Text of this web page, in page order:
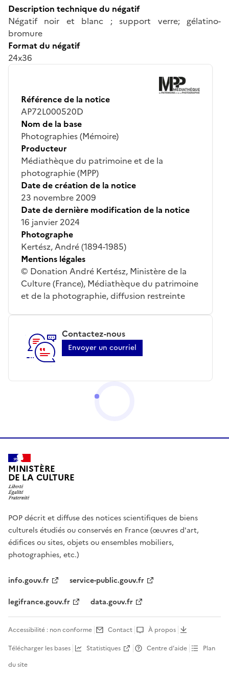
Description technique du négatif
Négatif noir et blanc ; support verre; gélatino-
bromure
Format du négatif
24x36
Référence de la notice
AP72L000520D
Nom de la base
Photographies (Mémoire)
Producteur
Médiathèque du patrimoine et de la
photographie (MPP)
Date de création de la notice
23 novembre 2009
Date de dernière modification de la notice
16 janvier 2024
Photographe
Kertész, André (1894-1985)
Mentions légales
© Donation André Kertész, Ministère de la
Culture (France), Médiathèque du patrimoine
et de la photographie, diffusion restreinte
Contactez-nous
Envoyer un courriel
MINISTÈRE
DE LA CULTURE
POP décrit et diffuse des notices scientifiques de biens
culturels étudiés ou conservés en France (œuvres d'art,
édifices ou sites, objets ou ensembles mobiliers,
photographies, etc.)
info.gouv.fr
service-public.gouv.fr
legifrance.gouv.fr
data.gouv.fr
Accessibilité : non conforme Contact
À propos
Télécharger les bases
Statistiques Centre d’aide
Plan
du site